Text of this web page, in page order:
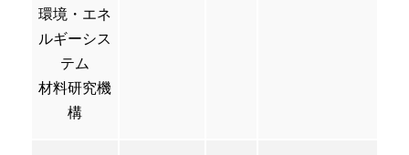
環境・エネ
ルギーシス
テム
材料研究機
構